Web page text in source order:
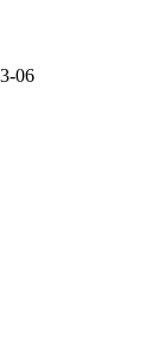
06